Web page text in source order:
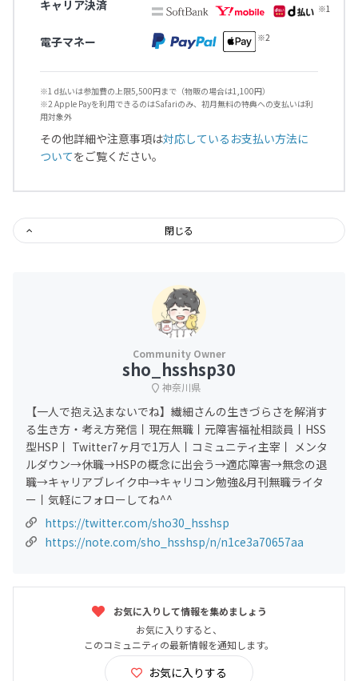
キャリア決済
電子マネー
※1 d払いは参加費の上限5,500円まで（物販の場合は1,100円）
※2 Apple Payを利用できるのはSafariのみ、初月無料の特典への支払いは利
用対象外
その他詳細や注意事項は対応しているお支払い方法に
ついてをご覧ください。
閉じる
sho_hsshsp30
神奈川県
【一人で抱え込まないでね】繊細さんの生きづらさを解消す
る生き方・考え方発信丨現在無職丨元障害福祉相談員丨HSS
型HSP丨 Twitter7ヶ月で1万人丨コミュニティ主宰丨 メンタ
ルダウン→休職→HSPの概念に出会う→適応障害→無念の退
職→キャリアブレイク中→キャリコン勉強&月刊無職ライタ
ー丨気軽にフォローしてね^^
https://twitter.com/sho30_hsshsp
https://note.com/sho_hsshsp/n/n1ce3a70657aa
お気に入りして情報を集めましょう
お気に入りすると、
このコミュニティの最新情報を通知します。
お気に入りする